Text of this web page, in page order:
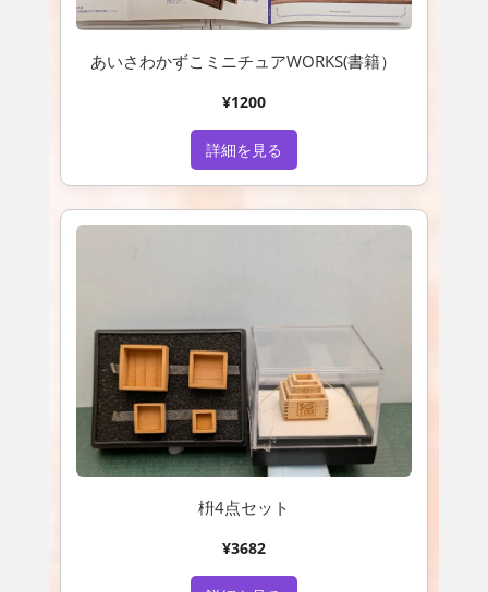
あいさわかずこミニチュアWORKS(書籍）
¥1200
詳細を見る
枡4点セット
¥3682